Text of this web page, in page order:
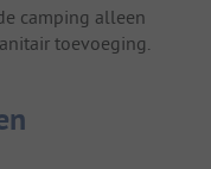
camping alleen
toevoeging.